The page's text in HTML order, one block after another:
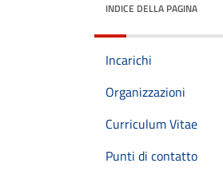
INDICE DELLA PAGINA
Incarichi
Organizzazioni
Curriculum Vitae
Punti di contatto